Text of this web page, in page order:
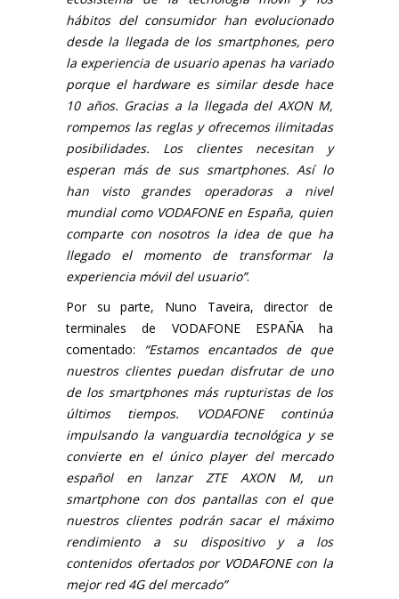
hábitos del consumidor han evolucionado
desde la llegada de los smartphones, pero
la experiencia de usuario apenas ha variado
porque el hardware es similar desde hace
10 años. Gracias a la llegada del AXON M,
rompemos las reglas y ofrecemos ilimitadas
posibilidades. Los clientes necesitan y
esperan más de sus smartphones. Así lo
han visto grandes operadoras a nivel
mundial como VODAFONE en España, quien
comparte con nosotros la idea de que ha
llegado el momento de transformar la
experiencia móvil del usuario”.
Por su parte, Nuno Taveira, director de
terminales de VODAFONE ESPAÑA ha
comentado:
“Estamos encantados de que
nuestros clientes puedan disfrutar de uno
de los smartphones más rupturistas de los
últimos tiempos. VODAFONE continúa
impulsando la vanguardia tecnológica y se
convierte en el único player del mercado
español en lanzar ZTE AXON M, un
smartphone con dos pantallas con el que
nuestros clientes podrán sacar el máximo
rendimiento a su dispositivo y a los
contenidos ofertados por VODAFONE con la
mejor red 4G del mercado”